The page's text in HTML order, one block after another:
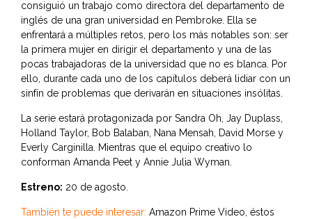
consiguió un trabajo como directora del departamento de
inglés de una gran universidad en Pembroke. Ella se
enfrentará a múltiples retos, pero los más notables son: ser
la primera mujer en dirigir el departamento y una de las
pocas trabajadoras de la universidad que no es blanca. Por
ello, durante cada uno de los capítulos deberá lidiar con un
sinfín de problemas que derivarán en situaciones insólitas.
La serie estará protagonizada por Sandra Oh, Jay Duplass,
Holland Taylor, Bob Balaban, Nana Mensah, David Morse y
Everly Carginilla. Mientras que el equipo creativo lo
conforman Amanda Peet y Annie Julia Wyman.
Estreno: 20 de agosto.
También te puede interesar: Amazon Prime Video, éstos